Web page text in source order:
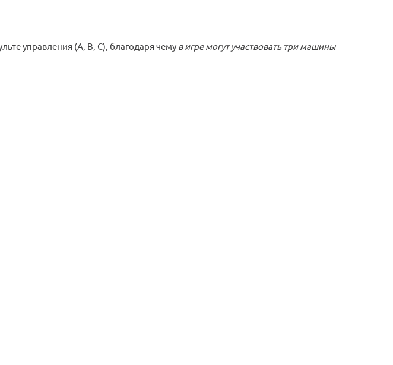
управления (А, B, С), благодаря чемув игре могут участвовать три машины